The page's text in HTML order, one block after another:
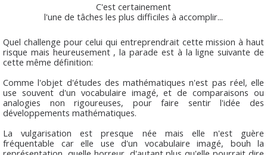
C'est certainement
l'une de tâches les plus difficiles à accomplir...
Quel challenge pour celui qui entreprendrait cette mission à haut
risque mais heureusement , la parade est à la ligne suivante de
cette même définition:
Comme l'objet d'études des mathématiques n'est pas réel, elle
use souvent d'un vocabulaire imagé, et de comparaisons ou
analogies non rigoureuses, pour faire sentir l'idée des
développements mathématiques.
La vulgarisation est presque née mais elle n'est guère
fréquentable car elle use d'un vocabulaire imagé, bouh la